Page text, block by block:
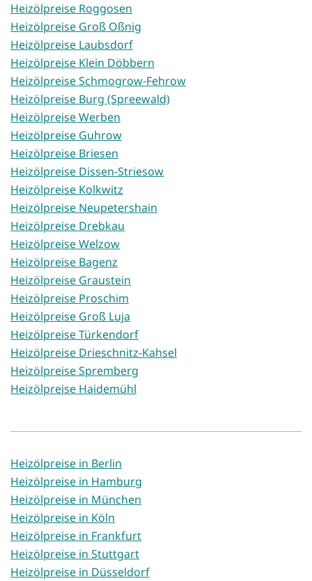
Heizölpreise Roggosen
Heizölpreise Groß Oßnig
Heizölpreise Laubsdorf
Heizölpreise Klein Döbbern
Heizölpreise Schmogrow-Fehrow
Heizölpreise Burg (Spreewald)
Heizölpreise Werben
Heizölpreise Guhrow
Heizölpreise Briesen
Heizölpreise Dissen-Striesow
Heizölpreise Kolkwitz
Heizölpreise Neupetershain
Heizölpreise Drebkau
Heizölpreise Welzow
Heizölpreise Bagenz
Heizölpreise Graustein
Heizölpreise Proschim
Heizölpreise Groß Luja
Heizölpreise Türkendorf
Heizölpreise Drieschnitz-Kahsel
Heizölpreise Spremberg
Heizölpreise Haidemühl
Heizölpreise in Berlin
Heizölpreise in Hamburg
Heizölpreise in München
Heizölpreise in Köln
Heizölpreise in Frankfurt
Heizölpreise in Stuttgart
Heizölpreise in Düsseldorf